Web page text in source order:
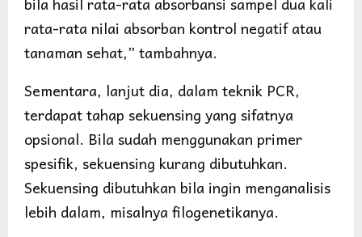
rata-rata nilai absorban kontrol negatif atau
tanaman sehat,” tambahnya.
Sementara, lanjut dia, dalam teknik PCR,
terdapat tahap sekuensing yang sifatnya
opsional. Bila sudah menggunakan primer
spesifik, sekuensing kurang dibutuhkan.
Sekuensing dibutuhkan bila ingin menganalisis
lebih dalam, misalnya filogenetikanya.